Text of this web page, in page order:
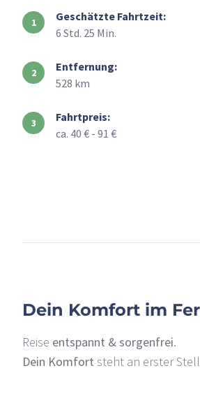
Geschätzte Fahrtzeit:
6 Std. 25 Min.
Entfernung:
528 km
Fahrtpreis:
ca. 40 € - 91 €
Dein Komfort im
Reise entspannt & sorgenfrei.
Dein Komfort steht an erster